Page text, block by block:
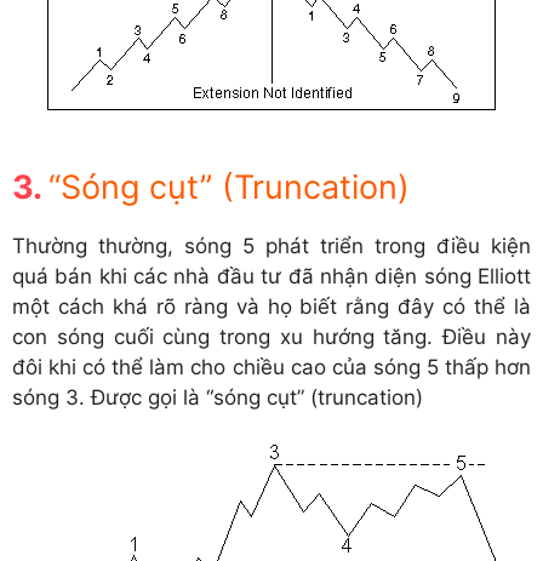
“Sóng cụt” (Truncation)
Thường thường, sóng 5 phát triển trong điều kiện
quá bán khi các nhà đầu tư đã nhận diện sóng Elliott
một cách khá rõ ràng và họ biết rằng đây có thể là
con sóng cuối cùng trong xu hướng tăng. Điều này
đôi khi có thể làm cho chiều cao của sóng 5 thấp hơn
sóng 3. Được gọi là “sóng cụt” (truncation)